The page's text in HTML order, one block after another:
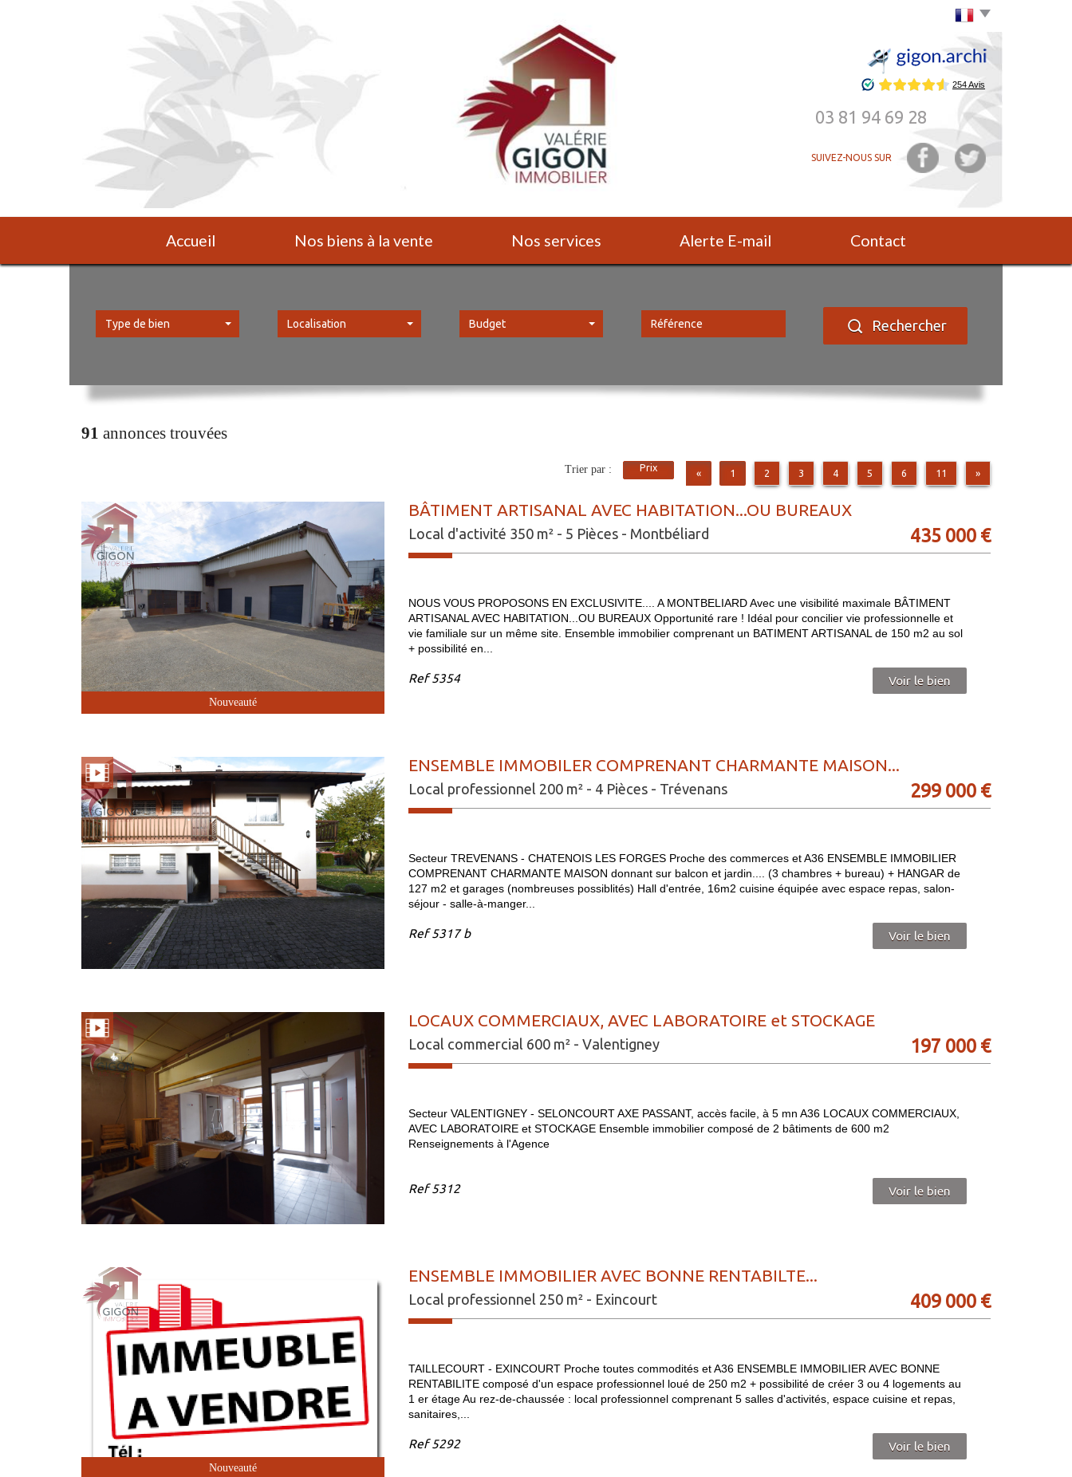
03 81 94 69 28
SUIVEZ-NOUS SUR
Accueil Nos biens à la vente Nos services Alerte E-mail Contact
Type de bien Localisation Budget Rechercher
91 annonces trouvées
« 1 2 3 4 5 6 11 »
Trier par : Prix
Nouveauté
BÂTIMENT ARTISANAL AVEC HABITATION...OU BUREAUX
Local d'activité 350 m² - 5 Pièces - Montbéliard 435 000 €
NOUS VOUS PROPOSONS EN EXCLUSIVITE.... A MONTBELIARD Avec une visibilité maximale BÂTIMENT
ARTISANAL AVEC HABITATION...OU BUREAUX Opportunité rare ! Idéal pour concilier vie professionnelle et
vie familiale sur un même site. Ensemble immobilier comprenant un BATIMENT ARTISANAL de 150 m2 au sol
+ possibilité en...
Ref5354 Voir le bien
ENSEMBLE IMMOBILER COMPRENANT CHARMANTE MAISON...
Local professionnel 200 m² - 4 Pièces - Trévenans 299 000 €
Secteur TREVENANS - CHATENOIS LES FORGES Proche des commerces et A36 ENSEMBLE IMMOBILIER
COMPRENANT CHARMANTE MAISON donnant sur balcon et jardin.... (3 chambres + bureau) + HANGAR de
127 m2 et garages (nombreuses possiblités) Hall d'entrée, 16m2 cuisine équipée avec espace repas, salon-
séjour - salle-à-manger...
Ref5317 b Voir le bien
LOCAUX COMMERCIAUX, AVEC LABORATOIRE et STOCKAGE
Local commercial 600 m² - Valentigney 197 000 €
Secteur VALENTIGNEY - SELONCOURT AXE PASSANT, accès facile, à 5 mn A36 LOCAUX COMMERCIAUX,
AVEC LABORATOIRE et STOCKAGE Ensemble immobilier composé de 2 bâtiments de 600 m2
Renseignements à l'Agence
Ref5312 Voir le bien
Nouveauté
ENSEMBLE IMMOBILIER AVEC BONNE RENTABILTE...
Local professionnel 250 m² - Exincourt 409 000 €
TAILLECOURT - EXINCOURT Proche toutes commodités et A36 ENSEMBLE IMMOBILIER AVEC BONNE
RENTABILITE composé d'un espace professionnel loué de 250 m2 + possibilité de créer 3 ou 4 logements au
1 er étage Au rez-de-chaussée : local professionnel comprenant 5 salles d'activités, espace cuisine et repas,
sanitaires,...
Ref5292 Voir le bien